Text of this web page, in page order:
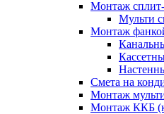
Монтаж
Мульти
Монтаж
Смета на
Монтаж
Монтаж ККБ